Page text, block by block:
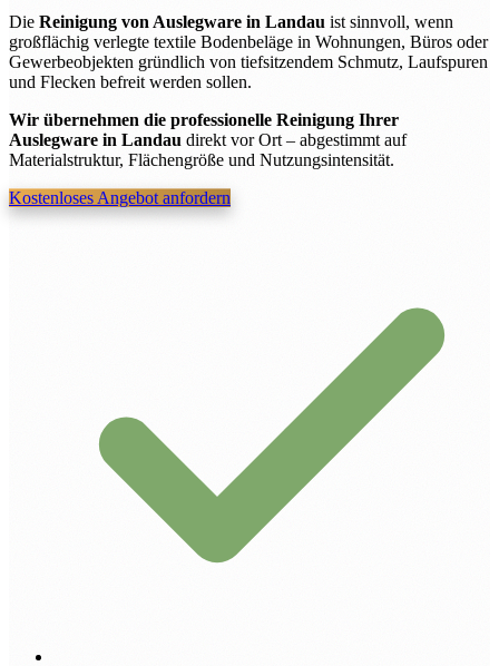
Die Reinigung von Auslegware in Landau ist sinnvoll, wenn
großflächig verlegte textile Bodenbeläge in Wohnungen, Büros oder
Gewerbeobjekten gründlich von tiefsitzendem Schmutz, Laufspuren
und Flecken befreit werden sollen.
Wir übernehmen die professionelle Reinigung Ihrer
Auslegware in Landau direkt vor Ort – abgestimmt auf
Materialstruktur, Flächengröße und Nutzungsintensität.
Kostenloses Angebot anfordern